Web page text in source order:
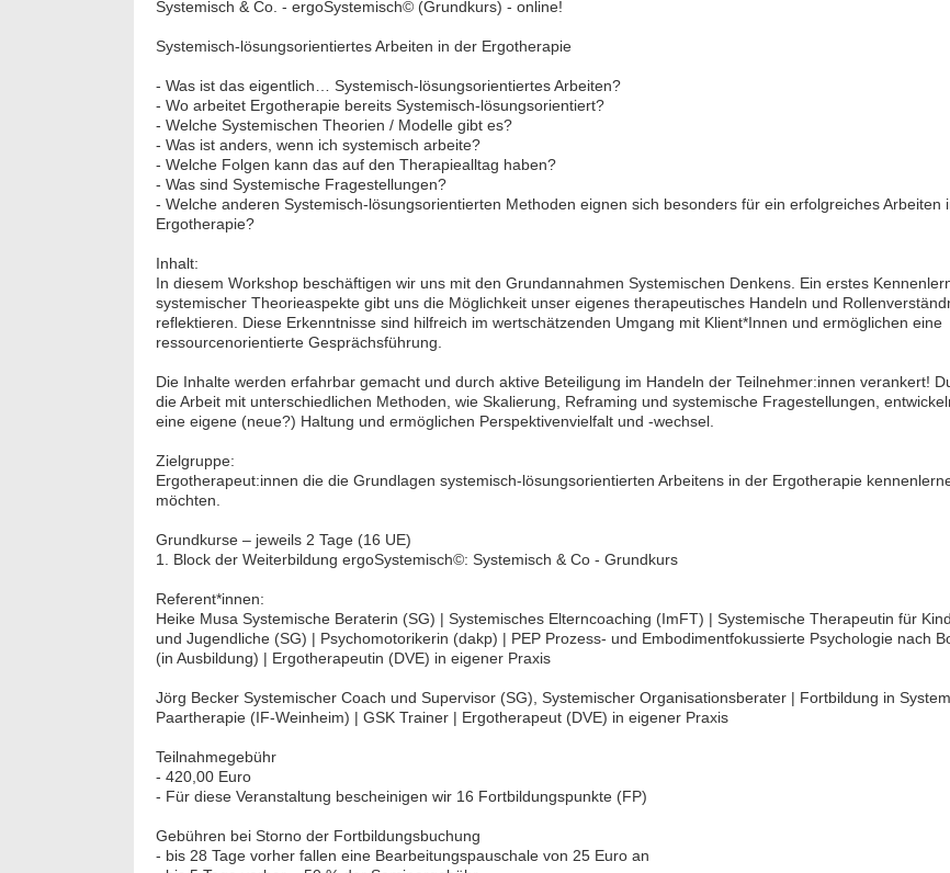
Systemisch & Co. - ergoSystemisch© (Grundkurs) - online!
Systemisch-lösungsorientiertes Arbeiten in der Ergotherapie
- Was ist das eigentlich… Systemisch-lösungsorientiertes Arbeiten?
- Wo arbeitet Ergotherapie bereits Systemisch-lösungsorientiert?
- Welche Systemischen Theorien / Modelle gibt es?
- Was ist anders, wenn ich systemisch arbeite?
- Welche Folgen kann das auf den Therapiealltag haben?
- Was sind Systemische Fragestellungen?
- Welche anderen Systemisch-lösungsorientierten Methoden eignen sich besonders für ein erfolgreiches Arbeiten
Ergotherapie?
Inhalt:
In diesem Workshop beschäftigen wir uns mit den Grundannahmen Systemischen Denkens. Ein erstes
systemischer Theorieaspekte gibt uns die Möglichkeit unser eigenes therapeutisches Handeln und
reflektieren. Diese Erkenntnisse sind hilfreich im wertschätzenden Umgang mit Klient*Innen und ermöglichen eine
ressourcenorientierte Gesprächsführung.
Die Inhalte werden erfahrbar gemacht und durch aktive Beteiligung im Handeln der Teilnehmer:innen verankert!
die Arbeit mit unterschiedlichen Methoden, wie Skalierung, Reframing und systemische Fragestellungen,
eine eigene (neue?) Haltung und ermöglichen Perspektivenvielfalt und -wechsel.
Zielgruppe:
Ergotherapeut:innen die die Grundlagen systemisch-lösungsorientierten Arbeitens in der Ergotherapie
möchten.
Grundkurse – jeweils 2 Tage (16 UE)
1. Block der Weiterbildung ergoSystemisch©: Systemisch & Co - Grundkurs
Referent*innen:
Heike Musa Systemische Beraterin (SG) | Systemisches Elterncoaching (ImFT) | Systemische Therapeutin für
und Jugendliche (SG) | Psychomotorikerin (dakp) | PEP Prozess- und Embodimentfokussierte Psychologie nach
(in Ausbildung) | Ergotherapeutin (DVE) in eigener Praxis
Jörg Becker Systemischer Coach und Supervisor (SG), Systemischer Organisationsberater | Fortbildung in
Paartherapie (IF-Weinheim) | GSK Trainer | Ergotherapeut (DVE) in eigener Praxis
Teilnahmegebühr
- 420,00 Euro
- Für diese Veranstaltung bescheinigen wir 16 Fortbildungspunkte (FP)
Gebühren bei Storno der Fortbildungsbuchung
- bis 28 Tage vorher fallen eine Bearbeitungspauschale von 25 Euro an